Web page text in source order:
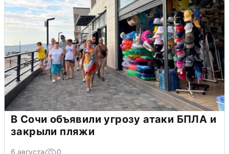
В Сочи объявили угрозу атаки БПЛА и
закрыли пляжи
6 августа 0